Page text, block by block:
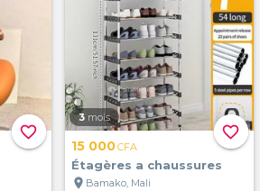
favorite_border favorite_border
3 mois
15 000CFA
Étagères a chaussures
location_on Bamako, Mali